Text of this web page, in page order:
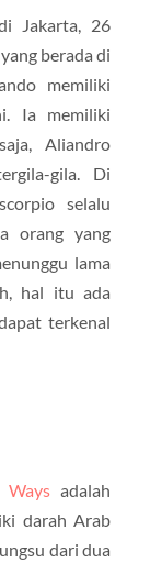
Jakarta, 26
berada di
memiliki
Ia memiliki
Aliandro
gila. Di
selalu
orang yang
lama
hal itu ada
terkenal
Waysadalah
darah Arab
dari dua